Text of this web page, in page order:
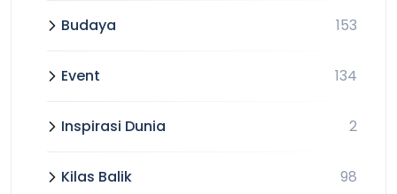
Budaya 153
Event 134
Inspirasi Dunia 2
Kilas Balik 98